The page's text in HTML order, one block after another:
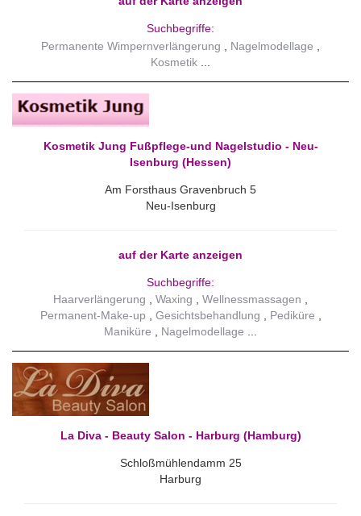
Suchbegriffe:
Permanente Wimpernverlängerung
Nagelmodellage
Kosmetik
Kosmetik Jung Fußpflege-und Nagelstudio - Neu-
Isenburg (Hessen)
Am Forsthaus Gravenbruch 5
Neu-Isenburg
auf der Karte anzeigen
Suchbegriffe:
Haarverlängerung
Waxing
Wellnessmassagen
Permanent-Make-up
Gesichtsbehandlung
Pediküre
Maniküre
Nagelmodellage
La Diva - Beauty Salon - Harburg (Hamburg)
Schloßmühlendamm 25
Harburg